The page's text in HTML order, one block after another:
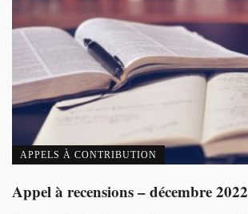
APPELS À CONTRIBUTION
Appel à recensions – décembre 2022